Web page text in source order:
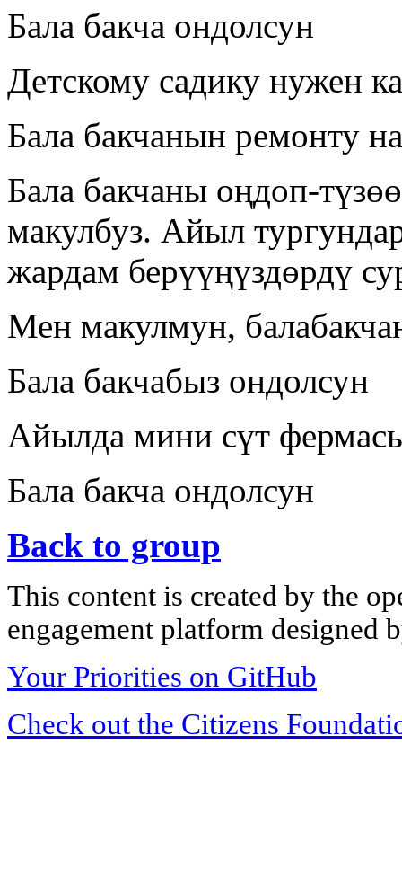
Бала бакча ондолсун
Детскому садику нужен
Бала бакчанын ремонту
Бала бакчаны оңдоп-
макулбуз. Айыл
жардам берүүңүздөрдү
Мен макулмун,
Бала бакчабыз ондолсун
Айылда мини сүт
Бала бакча ондолсун
Back to group
This content is created by the
engagement platform designed
Your Priorities on GitHub
Check out the Citizens